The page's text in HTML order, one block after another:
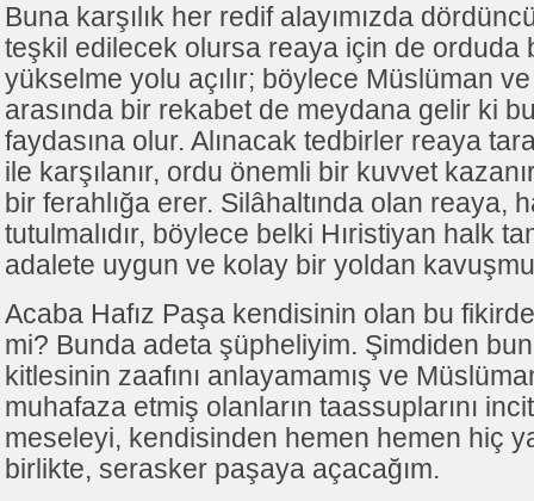
Buna karşılık her redif alayımızda
teşkil edilecek olursa reaya için de orduda
yükselme yolu açılır; böylece Müslüman
arasında bir rekabet de meydana gelir ki
faydasına olur. Alınacak tedbirler reaya
ile karşılanır, ordu önemli bir kuvvet
bir ferahlığa erer. Silâhaltında olan reaya,
tutulmalıdır, böylece belki Hıristiyan halk
adalete uygun ve kolay bir yoldan
Acaba Hafız Paşa kendisinin olan bu
mi? Bunda adeta şüpheliyim. Şimdiden
kitlesinin zaafını anlayamamış ve
muhafaza etmiş olanların taassuplarını
meseleyi, kendisinden hemen hemen hiç
birlikte, serasker paşaya açacağım.